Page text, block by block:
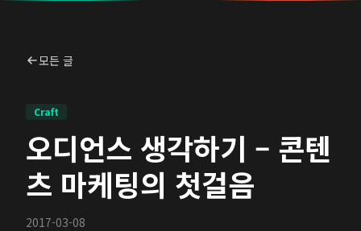
모든 글
Craft
오디언스 생각하기 – 콘텐
츠 마케팅의 첫걸음
2017-03-08